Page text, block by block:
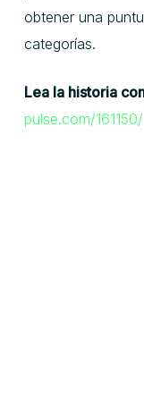
obtener una
categorías.
Lea la historia
pulse.com/161150/